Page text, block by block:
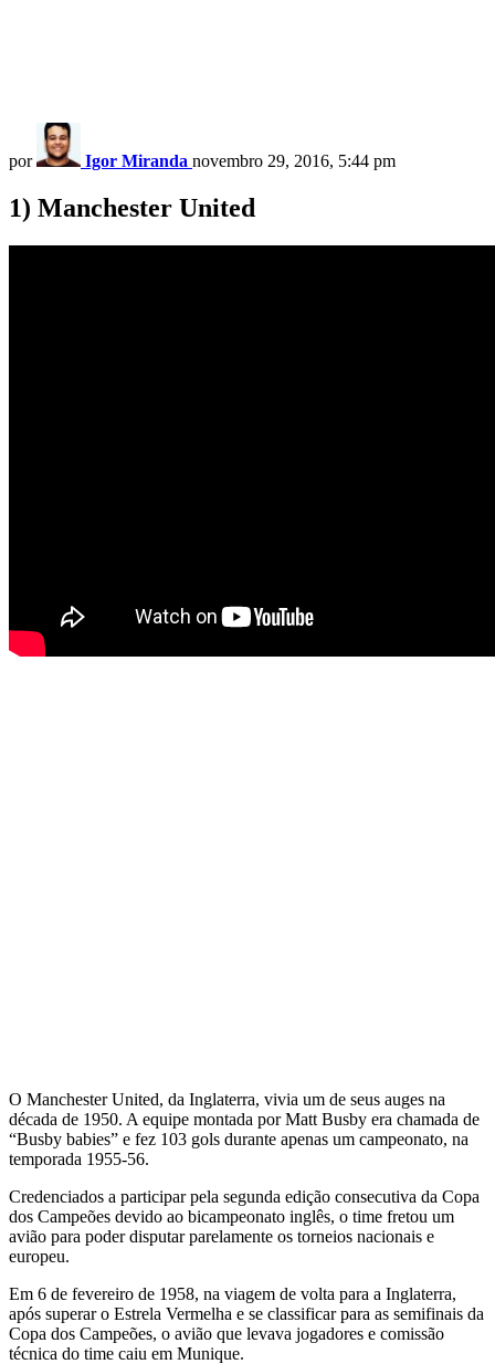
por Igor Miranda novembro 29, 2016, 5:44 pm
1) Manchester United
O Manchester United, da Inglaterra, vivia um de seus auges na
década de 1950. A equipe montada por Matt Busby era chamada de
“Busby babies” e fez 103 gols durante apenas um campeonato, na
temporada 1955-56.
Credenciados a participar pela segunda edição consecutiva da Copa
dos Campeões devido ao bicampeonato inglês, o time fretou um
avião para poder disputar parelamente os torneios nacionais e
europeu.
Em 6 de fevereiro de 1958, na viagem de volta para a Inglaterra,
após superar o Estrela Vermelha e se classificar para as semifinais da
Copa dos Campeões, o avião que levava jogadores e comissão
técnica do time caiu em Munique.